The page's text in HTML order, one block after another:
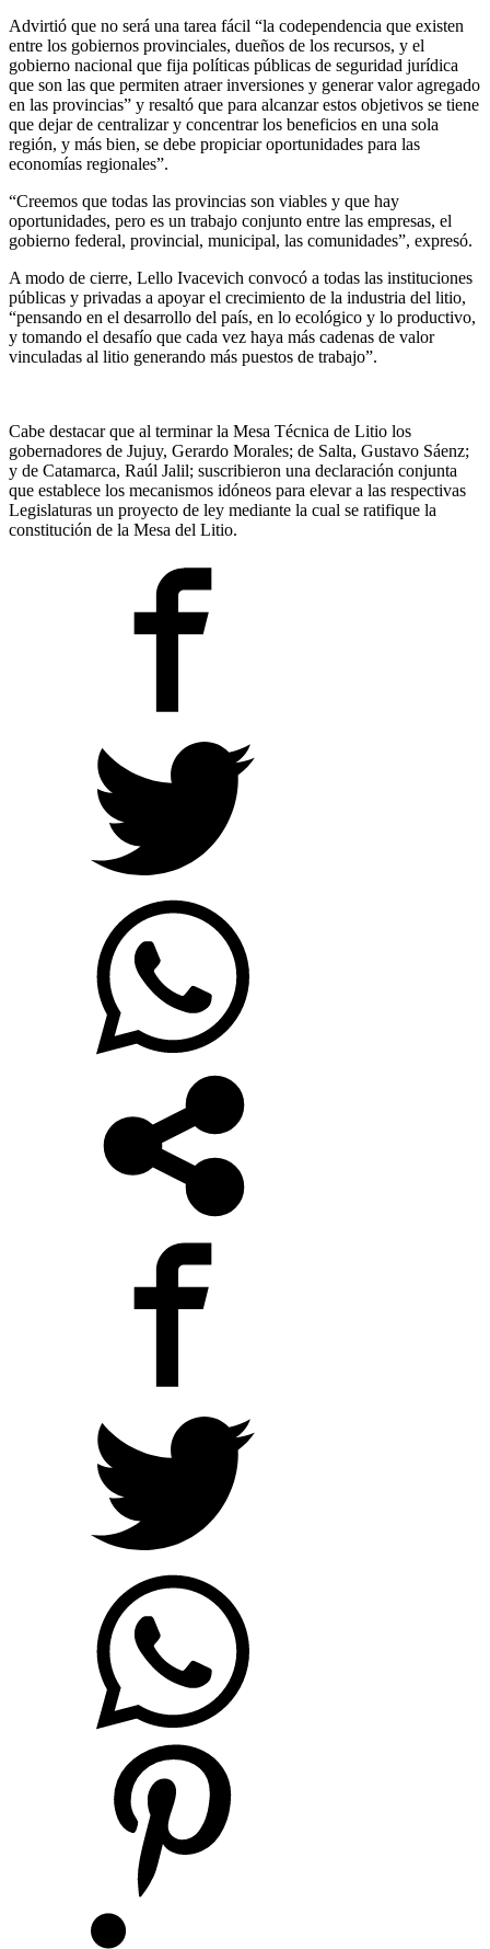
Advirtió que no será una tarea fácil “la codependencia que existen
entre los gobiernos provinciales, dueños de los recursos, y el
gobierno nacional que fija políticas públicas de seguridad jurídica
que son las que permiten atraer inversiones y generar valor agregado
en las provincias” y resaltó que para alcanzar estos objetivos se tiene
que dejar de centralizar y concentrar los beneficios en una sola
región, y más bien, se debe propiciar oportunidades para las
economías regionales”.
“Creemos que todas las provincias son viables y que hay
oportunidades, pero es un trabajo conjunto entre las empresas, el
gobierno federal, provincial, municipal, las comunidades”, expresó.
A modo de cierre, Lello Ivacevich convocó a todas las instituciones
públicas y privadas a apoyar el crecimiento de la industria del litio,
“pensando en el desarrollo del país, en lo ecológico y lo productivo,
y tomando el desafío que cada vez haya más cadenas de valor
vinculadas al litio generando más puestos de trabajo”.
Cabe destacar que al terminar la Mesa Técnica de Litio los
gobernadores de Jujuy, Gerardo Morales; de Salta, Gustavo Sáenz;
y de Catamarca, Raúl Jalil; suscribieron una declaración conjunta
que establece los mecanismos idóneos para elevar a las respectivas
Legislaturas un proyecto de ley mediante la cual se ratifique la
constitución de la Mesa del Litio.